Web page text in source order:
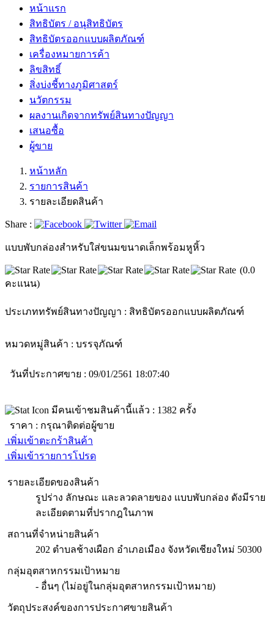
หน้าแรก
สิทธิบัตร / อนุสิทธิบัตร
สิทธิบัตรออกแบบผลิตภัณฑ์
เครื่องหมายการค้า
ลิขสิทธิ์
สิ่งบ่งชี้ทางภูมิศาสตร์
นวัตกรรม
ผลงานเกิดจากทรัพย์สินทางปัญญา
เสนอซื้อ
ผู้ขาย
หน้าหลัก
รายการสินค้า
รายละเอียดสินค้า
Share :
แบบพับกล่องสำหรับใส่ขนมขนาดเล็กพร้อมหูหิ้ว
(0.0
คะแนน)
ประเภททรัพย์สินทางปัญญา : สิทธิบัตรออกแบบผลิตภัณฑ์
หมวดหมู่สินค้า : บรรจุภัณฑ์
วันที่ประกาศขาย : 09/01/2561 18:07:40
มีคนเข้าชมสินค้านี้แล้ว : 1382 ครั้ง
ราคา : กรุณาติดต่อผู้ขาย
เพิ่มเข้าตะกร้าสินค้า
เพิ่มเข้ารายการโปรด
รายละเอียดของสินค้า
รูปร่าง ลักษณะ และลวดลายของ แบบพับกล่อง ดังมีราย
ละเอียดตามที่ปรากฎในภาพ
สถานที่จำหน่ายสินค้า
202 ตำบลช้างเผือก อำเภอเมือง จังหวัดเชียงใหม่ 50300
กลุ่มอุตสาหกรรมเป้าหมาย
- อื่นๆ (ไม่อยู่ในกลุ่มอุตสาหกรรมเป้าหมาย)
วัตถุประสงค์ของการประกาศขายสินค้า